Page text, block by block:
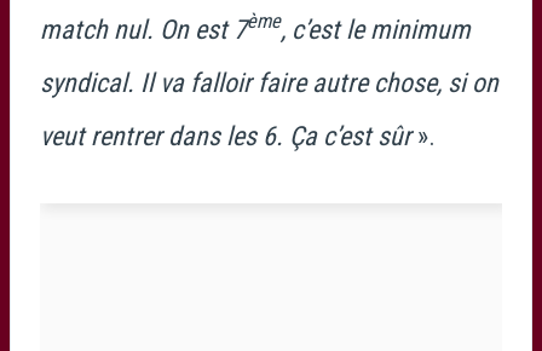
match nul. On est 7ème, c’est le minimum
syndical. Il va falloir faire autre chose, si on
veut rentrer dans les 6. Ça c’est sûr».